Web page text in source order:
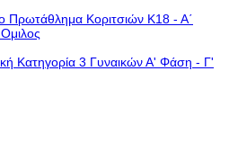
Πρωτάθλημα Κοριτσιών Κ18 - Α΄
Κατηγορία 3 Γυναικών Α' Φάση - Γ'